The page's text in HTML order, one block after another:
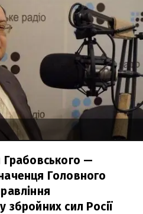
Грабовського —
Головного
збройних сил Росії